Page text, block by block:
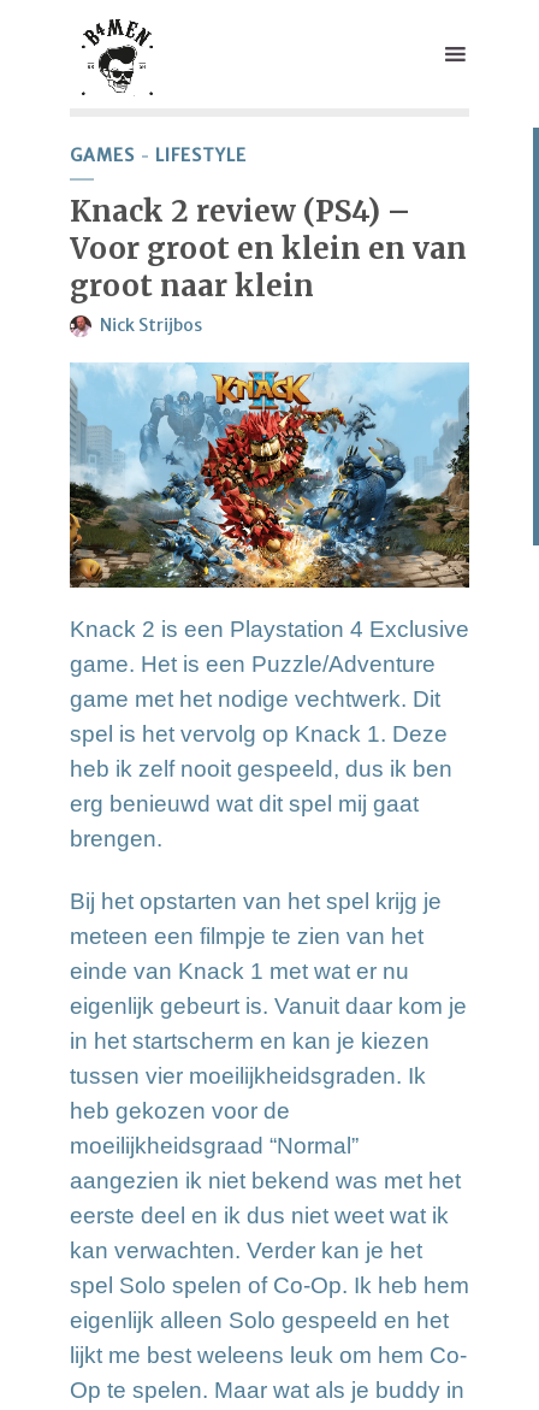
GAMES LIFESTYLE
Knack 2 review (PS4) –
Voor groot en klein en van
groot naar klein
Nick Strijbos
Knack 2 is een Playstation 4 Exclusive
game. Het is een Puzzle/Adventure
game met het nodige vechtwerk. Dit
spel is het vervolg op Knack 1. Deze
heb ik zelf nooit gespeeld, dus ik ben
erg benieuwd wat dit spel mij gaat
brengen.
Bij het opstarten van het spel krijg je
meteen een filmpje te zien van het
einde van Knack 1 met wat er nu
eigenlijk gebeurt is. Vanuit daar kom je
in het startscherm en kan je kiezen
tussen vier moeilijkheidsgraden. Ik
heb gekozen voor de
moeilijkheidsgraad “Normal”
aangezien ik niet bekend was met het
eerste deel en ik dus niet weet wat ik
kan verwachten. Verder kan je het
spel Solo spelen of Co-Op. Ik heb hem
eigenlijk alleen Solo gespeeld en het
lijkt me best weleens leuk om hem Co-
Op te spelen. Maar wat als je buddy in